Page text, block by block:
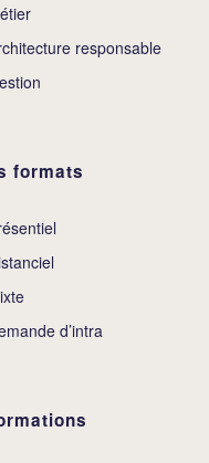
responsable
formats
d’intra